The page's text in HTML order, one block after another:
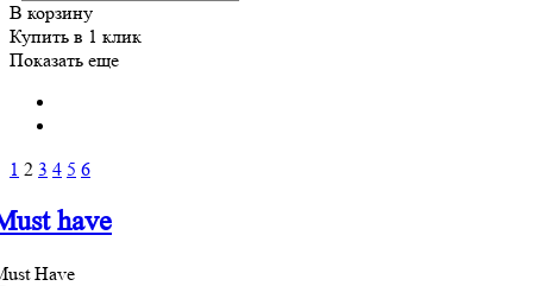
В корзину
Купить в 1 клик
Показать еще
1 2 3 4 5 6
have
Have